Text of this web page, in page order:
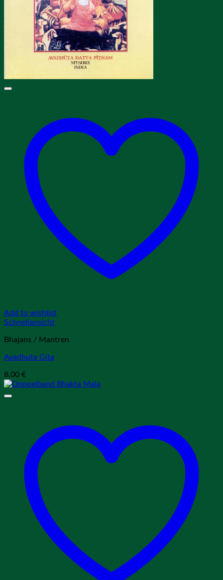
Add to wishlist
Schnellansicht
Bhajans / Mantren
Avadhuta Gita
8,00 €